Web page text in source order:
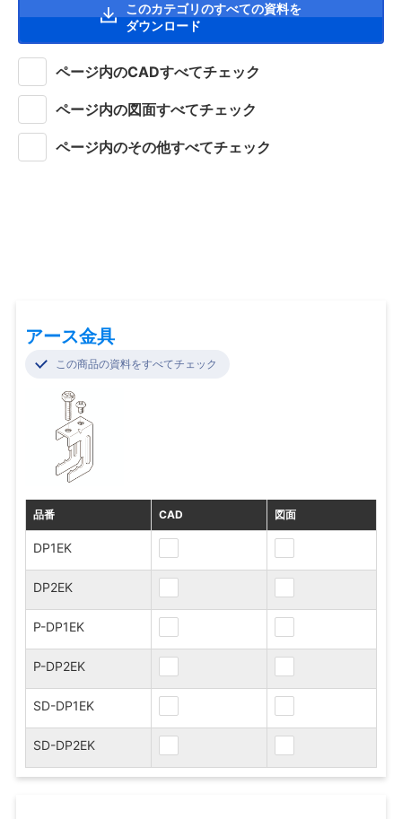
このカテゴリのすべての資料を
ダウンロード
ページ内のCADすべてチェック
ページ内の図面すべてチェック
ページ内のその他すべてチェック
アース金具
この商品の資料をすべてチェック
品番 CAD 図面
DP1EK
DP2EK
P-DP1EK
P-DP2EK
SD-DP1EK
SD-DP2EK